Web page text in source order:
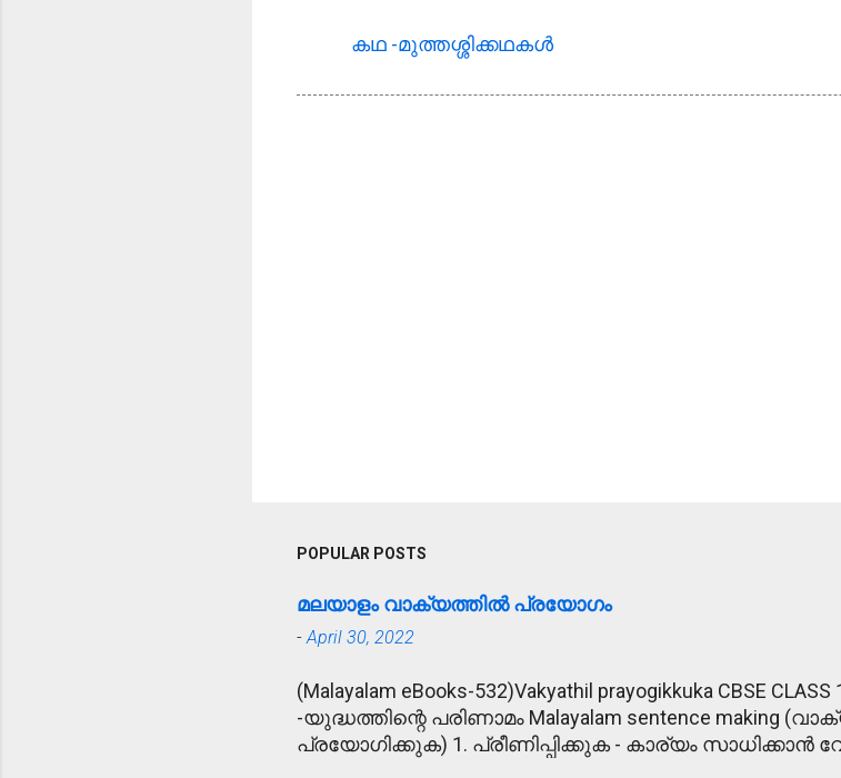
കഥ -മുത്തശ്ശിക്കഥകള്‍
POPULAR POSTS
മലയാളം വാക്യത്തിൽ പ്രയോഗം
- April 30, 2022
(Malayalam eBooks-532)Vakyathil prayogikkuka CBSE CLASS
-യുദ്ധത്തിന്റെ പരിണാമം Malayalam sentence making
പ്രയോഗിക്കുക) 1. പ്രീണിപ്പിക്കുക - കാര്യം സാധിക്കാൻ